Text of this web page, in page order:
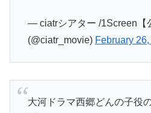
— ciatrシアター /1Screen【
(@ciatr_movie) February
大河ドラマ西郷どんの子役